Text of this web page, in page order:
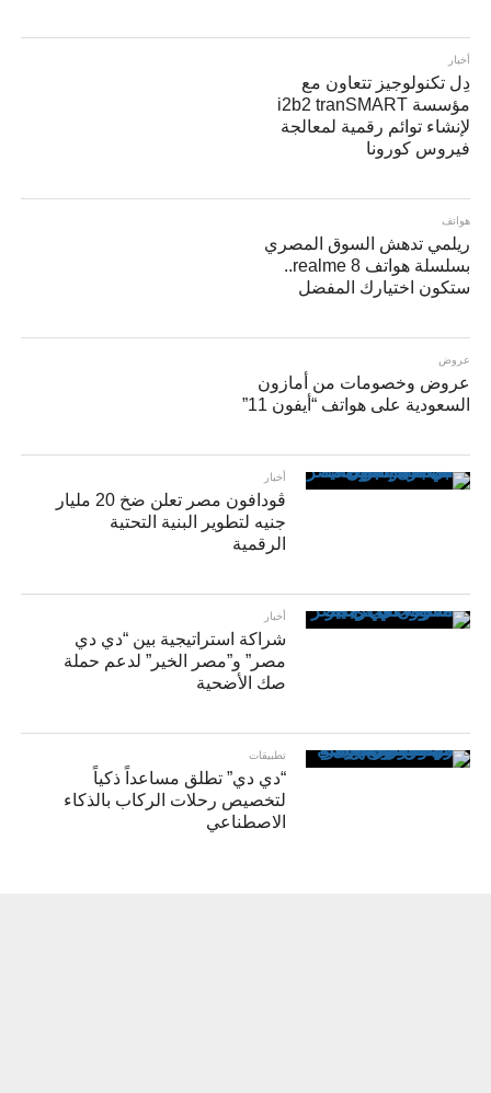
أخبار
دِل تكنولوجيز تتعاون مع
مؤسسة i2b2 tranSMART
لإنشاء توائم رقمية لمعالجة
فيروس كورونا
هواتف
ريلمي تدهش السوق المصري
بسلسلة هواتف realme 8..
ستكون اختيارك المفضل
عروض
عروض وخصومات من أمازون
السعودية على هواتف “أيفون 11”
أخبار
ڤودافون مصر تعلن ضخ 20 مليار
جنيه لتطوير البنية التحتية
الرقمية
أخبار
شراكة استراتيجية بين “دي دي
مصر” و”مصر الخير” لدعم حملة
صك الأضحية
تطبيقات
“دي دي” تطلق مساعداً ذكياً
لتخصيص رحلات الركاب بالذكاء
الاصطناعي